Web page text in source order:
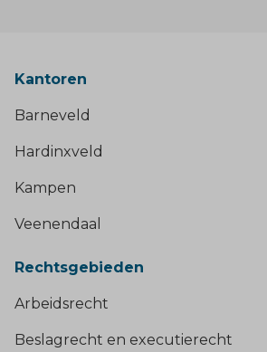
Kantoren
Barneveld
Hardinxveld
Kampen
Veenendaal
Rechtsgebieden
Arbeidsrecht
Beslagrecht en executierecht